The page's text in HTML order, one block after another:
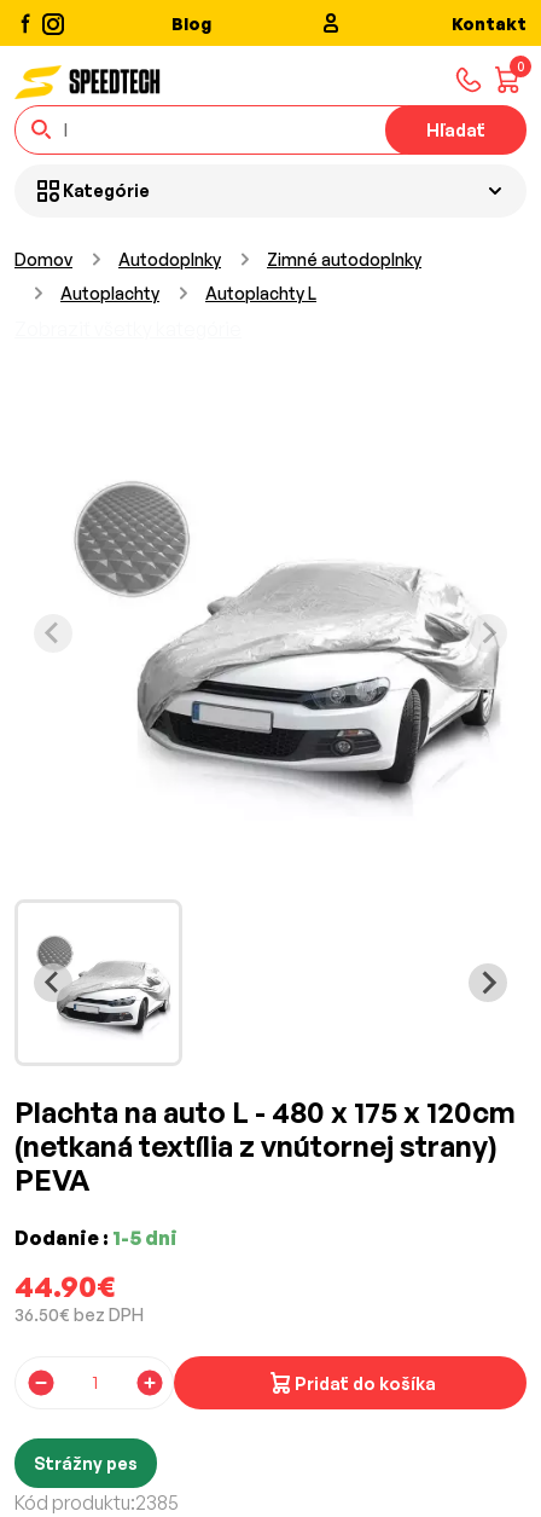
Blog Kontakt
0
Hľadať
Kategórie
Domov Autodoplnky
Zimné autodoplnky
Autoplachty
Autoplachty L
Plachta na auto L - 480 x 175 x 120cm
(netkaná textília z vnútornej strany)
PEVA
Dodanie : 1-5 dni
44.90€
36.50€ bez DPH
Pridať do košíka
Strážny pes
Kód produktu:2385